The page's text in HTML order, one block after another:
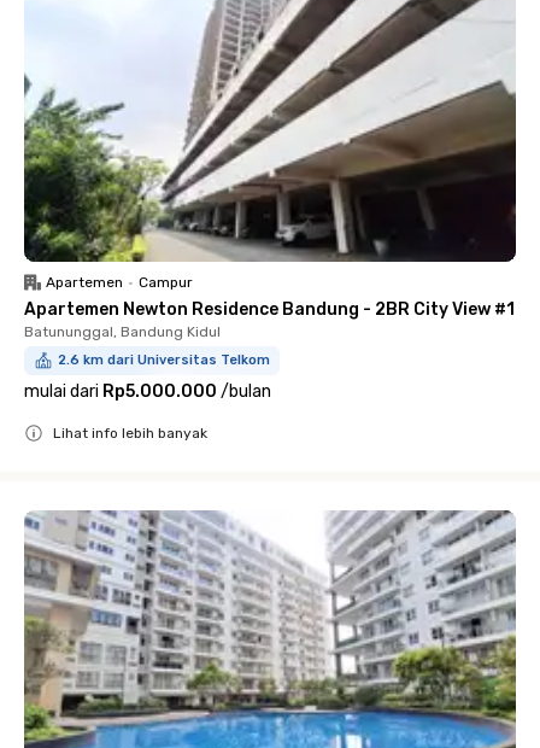
Apartemen • Campur
Apartemen Newton Residence Bandung - 2BR City View #1
Batununggal, Bandung Kidul
2.6 km dari Universitas Telkom
mulai dari Rp5.000.000 /bulan
Lihat info lebih banyak